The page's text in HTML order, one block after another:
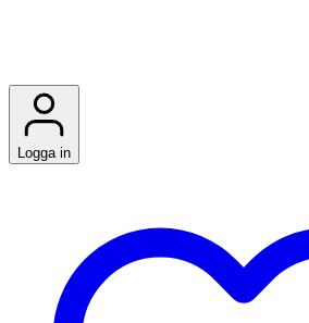
Logga in